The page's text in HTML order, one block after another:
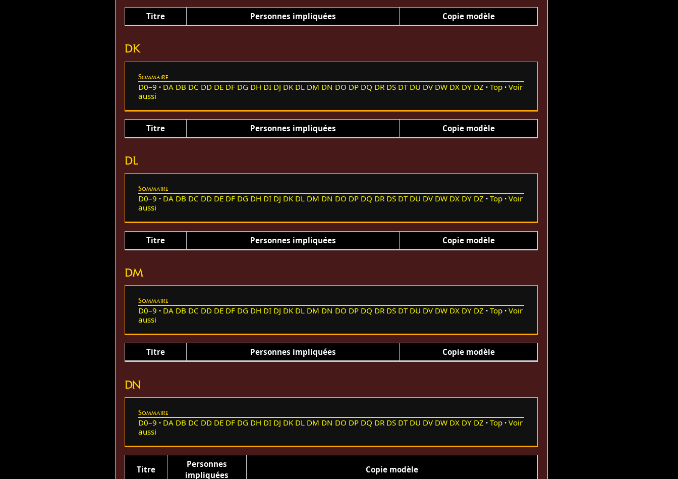
Titre Personnes impliquées Copie modèle
DK
Sommaire
D0–9 DA DB DC DD DE DF DG DH DI DJ DK DL DM DN DO DP DQ DR DS DT DU DV DW DX DY DZ Top
Voir
aussi
Titre Personnes impliquées Copie modèle
DL
Sommaire
D0–9 DA DB DC DD DE DF DG DH DI DJ DK DL DM DN DO DP DQ DR DS DT DU DV DW DX DY DZ Top
Voir
aussi
Titre Personnes impliquées Copie modèle
DM
Sommaire
D0–9 DA DB DC DD DE DF DG DH DI DJ DK DL DM DN DO DP DQ DR DS DT DU DV DW DX DY DZ Top
Voir
aussi
Titre Personnes impliquées Copie modèle
DN
Sommaire
D0–9 DA DB DC DD DE DF DG DH DI DJ DK DL DM DN DO DP DQ DR DS DT DU DV DW DX DY DZ Top
Voir
aussi
Titre
Personnes
impliquées
Copie modèle